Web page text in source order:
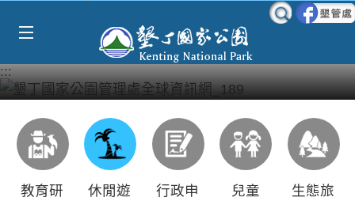
:::
教育研
休閒遊
行政申
兒童
生態旅